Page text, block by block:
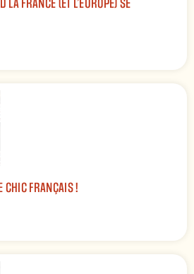
LA FRANCE (ET L’EUROPE) SE
CHIC FRANÇAIS !